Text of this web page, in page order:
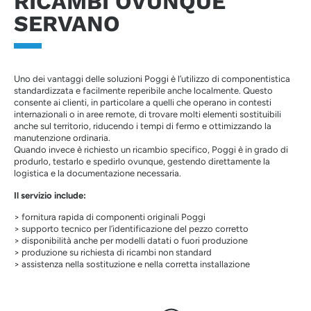
SERVANO
Uno dei vantaggi delle soluzioni Poggi è l’utilizzo di componentistica
standardizzata e facilmente reperibile anche localmente. Questo
consente ai clienti, in particolare a quelli che operano in contesti
internazionali o in aree remote, di trovare molti elementi sostituibili
anche sul territorio, riducendo i tempi di fermo e ottimizzando la
manutenzione ordinaria.
Quando invece è richiesto un ricambio specifico, Poggi è in grado di
produrlo, testarlo e spedirlo ovunque, gestendo direttamente la
logistica e la documentazione necessaria.
Il servizio include:
> fornitura rapida di componenti originali Poggi
> supporto tecnico per l’identificazione del pezzo corretto
> disponibilità anche per modelli datati o fuori produzione
> produzione su richiesta di ricambi non standard
> assistenza nella sostituzione e nella corretta installazione